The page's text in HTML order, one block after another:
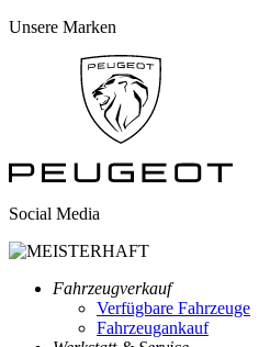
Unsere Marken
Social Media
Fahrzeugverkauf
Verfügbare Fahrzeuge
Fahrzeugankauf